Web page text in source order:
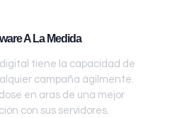
A La Medida
tiene la capacidad de
campaña ágilmente.
en aras de una mejor
con sus servidores.